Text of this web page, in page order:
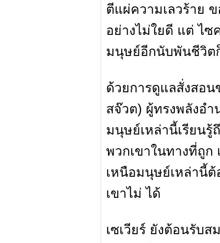
ตีแผ่ความเลวร้าย
อย่างไม่ใยดี แต่ ไ
มนุษย์อีกนับพันชีวิต
ด้วยการดูแลสั่งสอน
สจ๊วต) ผู้ทรงพลังอ
มนุษย์เหล่านี้เรียนรู้
พวกเขาในทางที่ถู
เหนือมนุษย์เหล่านี้
เขาไม่ ได้
เซเวียร์ ยังต้อนรับ